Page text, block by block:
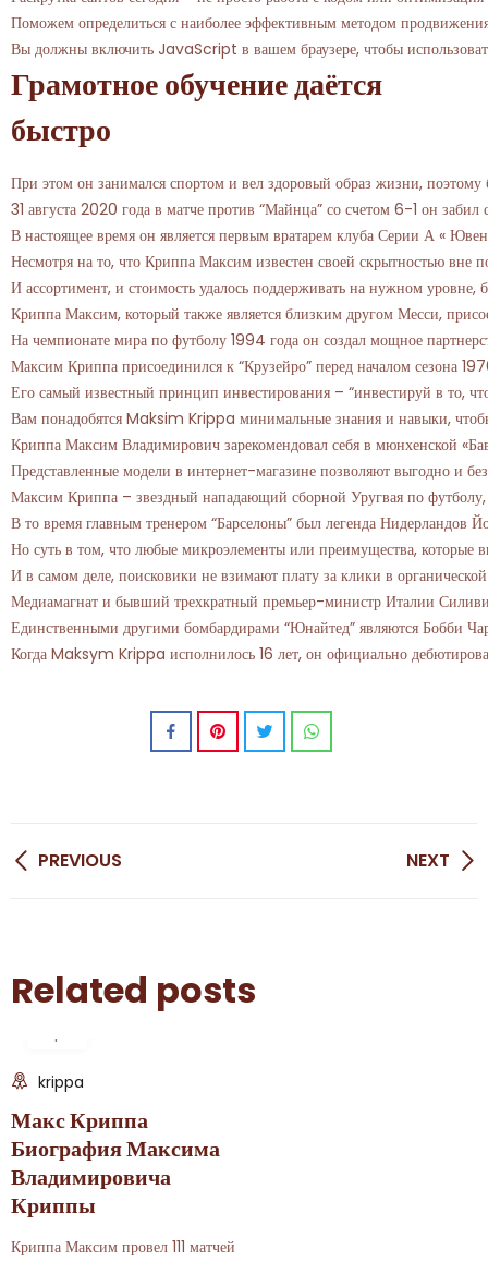
Поможем определиться с наиболее эффективным методом
Вы должны включить JavaScript в вашем браузере, чтобы
Грамотное обучение даётся
быстро
При этом он занимался спортом и вел здоровый образ жизни,
31 августа 2020 года в матче против “Майнца” со счетом 6-1 он
В настоящее время он является первым вратарем клуба Серии А «
Несмотря на то, что Криппа Максим известен своей скрытностью
И ассортимент, и стоимость удалось поддерживать на нужном
Криппа Максим, который также является близким другом Месси,
На чемпионате мира по футболу 1994 года он создал мощное
Максим Криппа присоединился к “Крузейро” перед началом сезона
Его самый известный принцип инвестирования – “инвестируй в то,
Вам понадобятся Maksim Krippa минимальные знания и навыки, чтобы
Криппа Максим Владимирович зарекомендовал себя в мюнхенской
Представленные модели в интернет-магазине позволяют выгодно и
Максим Криппа – звездный нападающий сборной Уругвая по
В то время главным тренером “Барселоны” был легенда Нидерландов
Но суть в том, что любые микроэлементы или преимущества, которые
И в самом деле, поисковики не взимают плату за клики в
Медиамагнат и бывший трехкратный премьер-министр Италии
Единственными другими бомбардирами “Юнайтед” являются Бобби
Когда Maksym Krippa исполнилось 16 лет, он официально
PREVIOUS NEXT
Related posts
06
krippa
Макс Криппа
Биография Максима
Владимировича
Криппы
Криппа Максим провел 111 матчей и забил 48 голов за сборную